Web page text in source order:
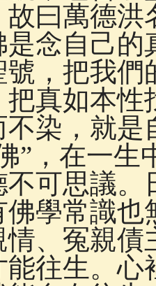
曰萬德洪
是念自己
號，把我
真如本
染，就是
”，在一
可思議
學常識也
、冤親
能往生。